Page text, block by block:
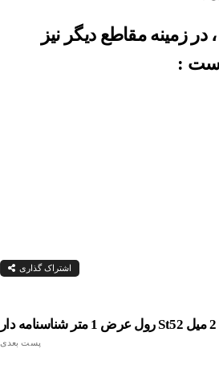
در زمینه مقاطع دیگر نیز
است :
اشتراک گذاری
پست بعدی